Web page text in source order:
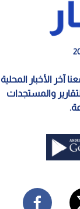
آخر الأخبار المحلية
والمستجدات